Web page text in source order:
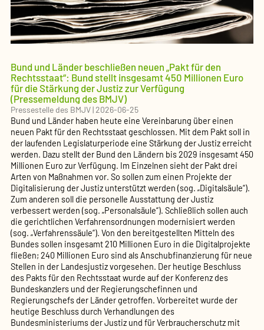
Bund und Länder beschließen neuen „Pakt für den
Rechtsstaat“: Bund stellt insgesamt 450 Millionen Euro
für die Stärkung der Justiz zur Verfügung
(Pressemeldung des BMJV)
Pressestelle des BMJV|2026-06-25
Bund und Länder haben heute eine Vereinbarung über einen
neuen Pakt für den Rechtsstaat geschlossen. Mit dem Pakt soll in
der laufenden Legislaturperiode eine Stärkung der Justiz erreicht
werden. Dazu stellt der Bund den Ländern bis 2029 insgesamt 450
Millionen Euro zur Verfügung. Im Einzelnen sieht der Pakt drei
Arten von Maßnahmen vor. So sollen zum einen Projekte der
Digitalisierung der Justiz unterstützt werden (sog. „Digitalsäule“).
Zum anderen soll die personelle Ausstattung der Justiz
verbessert werden (sog. „Personalsäule“). Schließlich sollen auch
die gerichtlichen Verfahrensordnungen modernisiert werden
(sog. „Verfahrenssäule“). Von den bereitgestellten Mitteln des
Bundes sollen insgesamt 210 Millionen Euro in die Digitalprojekte
fließen; 240 Millionen Euro sind als Anschubfinanzierung für neue
Stellen in der Landesjustiz vorgesehen. Der heutige Beschluss
des Pakts für den Rechtsstaat wurde auf der Konferenz des
Bundeskanzlers und der Regierungschefinnen und
Regierungschefs der Länder getroffen. Vorbereitet wurde der
heutige Beschluss durch Verhandlungen des
Bundesministeriums der Justiz und für Verbraucherschutz mit